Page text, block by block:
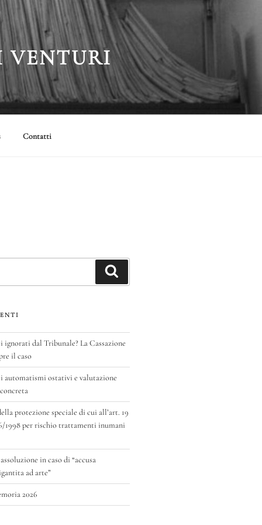
VENTURI
Contatti
dal Tribunale? La Cassazione
il caso
automatismi ostativi e valutazione
protezione speciale di cui all’art. 19
1998 per rischio trattamenti inumani
in caso di “accusa
ad arte”
2026